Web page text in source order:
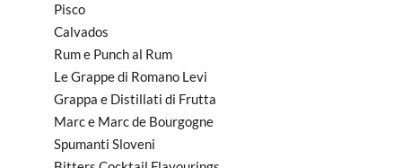
Pisco
Calvados
Rum e Punch al Rum
Le Grappe di Romano Levi
Grappa e Distillati di Frutta
Marc e Marc de Bourgogne
Spumanti Sloveni